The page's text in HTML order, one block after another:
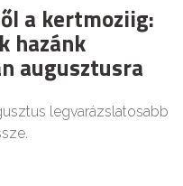
a kertmoziig:
hazánk
augusztusra
legvarázslatosabb